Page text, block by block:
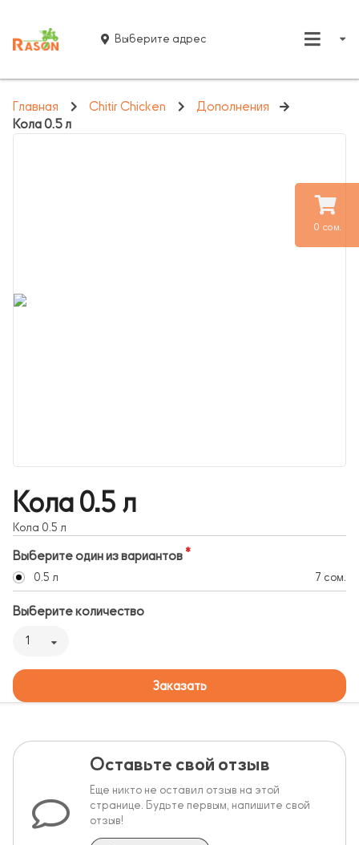
0 сом.
Выберите адрес
Главная Chitir Chicken
Дополнения
Кола 0.5 л
Кола 0.5 л
Кола 0.5 л
Выберите один из вариантов
0.5 л 7 сом.
Выберите количество
1
Заказать
Оставьте свой отзыв
Еще никто не оставил отзыв на этой
странице. Будьте первым, напишите свой
отзыв!